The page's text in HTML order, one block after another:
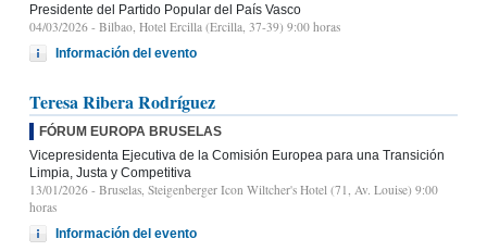
Presidente del Partido Popular del País Vasco
04/03/2026 - Bilbao, Hotel Ercilla (Ercilla, 37-39) 9:00 horas
Información del evento
Teresa Ribera Rodríguez
FÓRUM EUROPA BRUSELAS
Vicepresidenta Ejecutiva de la Comisión Europea para una Transición
Limpia, Justa y Competitiva
13/01/2026 - Bruselas, Steigenberger Icon Wiltcher's Hotel (71, Av. Louise) 9:00
horas
Información del evento